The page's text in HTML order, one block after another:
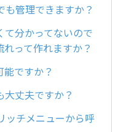
管理できますか？
分かってないので
って作れますか？
ですか？
丈夫ですか？
ッチメニューから呼